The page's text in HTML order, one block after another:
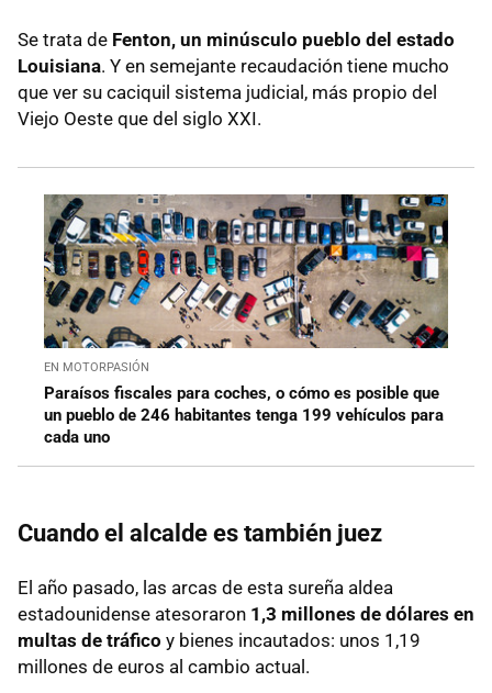
Se trata de Fenton, un minúsculo pueblo del estado
Louisiana. Y en semejante recaudación tiene mucho
que ver su caciquil sistema judicial, más propio del
Viejo Oeste que del siglo XXI.
EN MOTORPASIÓN
Paraísos fiscales para coches, o cómo es posible que
un pueblo de 246 habitantes tenga 199 vehículos para
cada uno
Cuando el alcalde es también juez
El año pasado, las arcas de esta sureña aldea
estadounidense atesoraron 1,3 millones de dólares en
multas de tráfico y bienes incautados: unos 1,19
millones de euros al cambio actual.